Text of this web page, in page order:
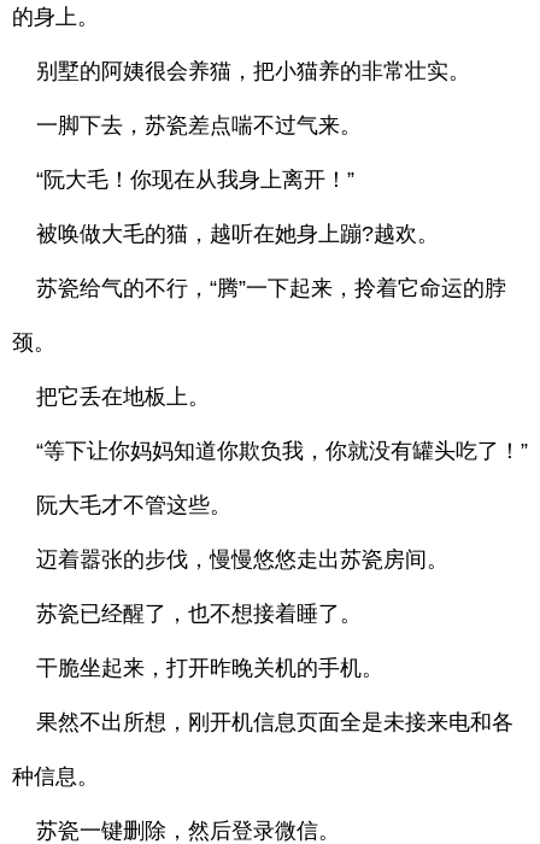
的身上。
别墅的阿姨很会养猫，把小猫养的非常壮实。
一脚下去，苏瓷差点喘不过气来。
“阮大毛！你现在从我身上离开！”
被唤做大毛的猫，越听在她身上蹦?越欢。
苏瓷给气的不行，“腾”一下起来，拎着它命运的脖
颈。
把它丢在地板上。
“等下让你妈妈知道你欺负我，你就没有罐头吃了！”
阮大毛才不管这些。
迈着嚣张的步伐，慢慢悠悠走出苏瓷房间。
苏瓷已经醒了，也不想接着睡了。
干脆坐起来，打开昨晚关机的手机。
果然不出所想，刚开机信息页面全是未接来电和各
种信息。
苏瓷一键删除，然后登录微信。